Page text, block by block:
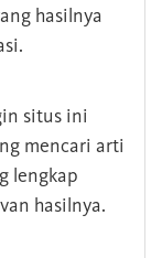
hasilnya
situs ini
mencari arti
lengkap
hasilnya.